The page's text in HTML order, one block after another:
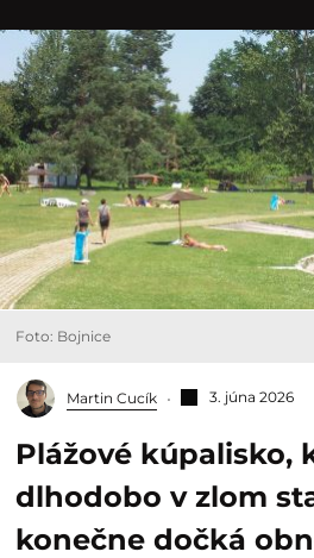
Foto: Bojnice
Martin Cucík 3. júna 2026
Plážové kúpalisko,
dlhodobo v zlom
konečne dočká